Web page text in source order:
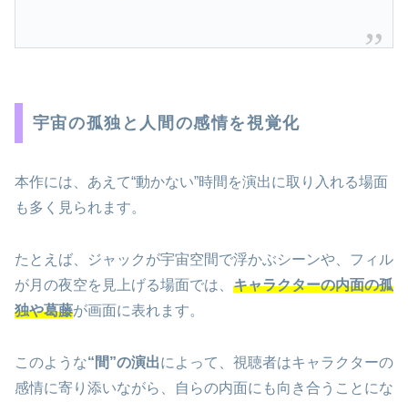
宇宙の孤独と人間の感情を視覚化
本作には、あえて“動かない”時間を演出に取り入れる場面
も多く見られます。
たとえば、ジャックが宇宙空間で浮かぶシーンや、フィル
が月の夜空を見上げる場面では、 キャラクターの内面の孤
独や葛藤が画面に表れます。
このような“間”の演出によって、視聴者はキャラクターの
感情に寄り添いながら、自らの内面にも向き合うことにな